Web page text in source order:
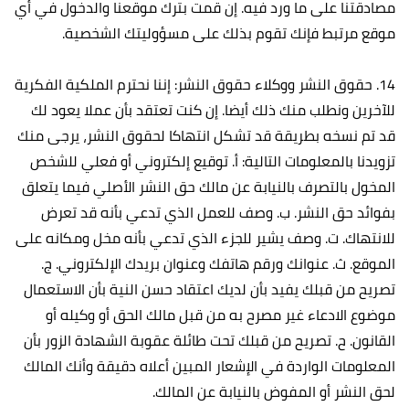
مصادقتنا على ما ورد فيه. إن قمت بترك موقعنا والدخول في أي
موقع مرتبط فإنك تقوم بذلك على مسؤوليتك الشخصية.
14. حقوق النشر ووكلاء حقوق النشر: إننا نحترم الملكية الفكرية
للآخرين ونطلب منك ذلك أيضا. إن كنت تعتقد بأن عملا يعود لك
قد تم نسخه بطريقة قد تشكل انتهاكا لحقوق النشر، يرجى منك
تزويدنا بالمعلومات التالية: أ‌. توقيع إلكتروني أو فعلي للشخص
المخول بالتصرف بالنيابة عن مالك حق النشر الأصلي فيما يتعلق
بفوائد حق النشر. ب‌. وصف للعمل الذي تدعي بأنه قد تعرض
للانتهاك. ت‌. وصف يشير للجزء الذي تدعي بأنه مخل ومكانه على
الموقع. ث‌. عنوانك ورقم هاتفك وعنوان بريدك الإلكتروني. ج‌.
تصريح من قبلك يفيد بأن لديك اعتقاد حسن النية بأن الاستعمال
موضوع الادعاء غير مصرح به من قبل مالك الحق أو وكيله أو
القانون. ح‌. تصريح من قبلك تحت طائلة عقوبة الشهادة الزور بأن
المعلومات الواردة في الإشعار المبين أعلاه دقيقة وأنك المالك
لحق النشر أو المفوض بالنيابة عن المالك.